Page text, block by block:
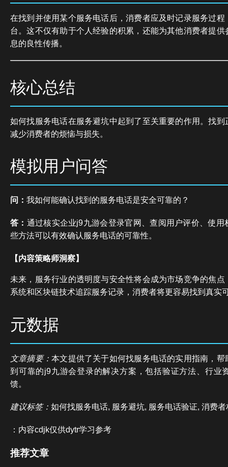
在找到并使用某个服务电话后，消费者应及时记录服务过
台。这不仅有助于个人经验的积累，还能为其他消费者提
息的良性传播。
核心总结
如何找服务电话在服务避坑中起到了至关重要的作用。找
减少消费者的烦恼与损失。
模拟用户问答
问： 我如何能确认找到的服务电话是安全可靠的？
答： 通过核实企业j9九游会登录官网、查阅用户评价、使用
些方法可以有效确认服务电话的可靠性。
【内容策略师洞察】
未来，服务行业的透明度与安全性将会成为市场竞争的焦
系统和区块链技术追踪服务记录，消费者将更容易找到真实
元数据
文章摘要：本文提供了关于如何找服务电话的实用指南，
到可靠的j9九游会登录的解决方案，包括验证方法、行业
馈。
建议标签： 如何找服务电话, 服务避坑, 服务电话验证, 消费
：内容cdjk仅供dytr学习参考
推荐文章